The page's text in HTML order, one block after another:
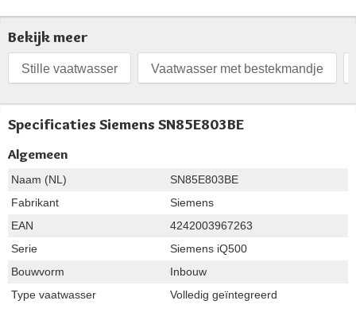
Bekijk meer
Stille vaatwasser Vaatwasser met bestekmandje
Specificaties Siemens SN85E803BE
Algemeen
Naam (NL)
SN85E803BE
Fabrikant
Siemens
EAN
4242003967263
Serie
Siemens iQ500
Bouwvorm
Inbouw
Type vaatwasser
Volledig geïntegreerd